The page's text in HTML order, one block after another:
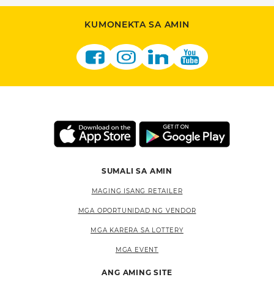
KUMONEKTA SA AMIN
SUMALI SA AMIN
MAGING ISANG RETAILER
MGA OPORTUNIDAD NG VENDOR
MGA KARERA SA LOTTERY
MGA EVENT
ANG AMING SITE